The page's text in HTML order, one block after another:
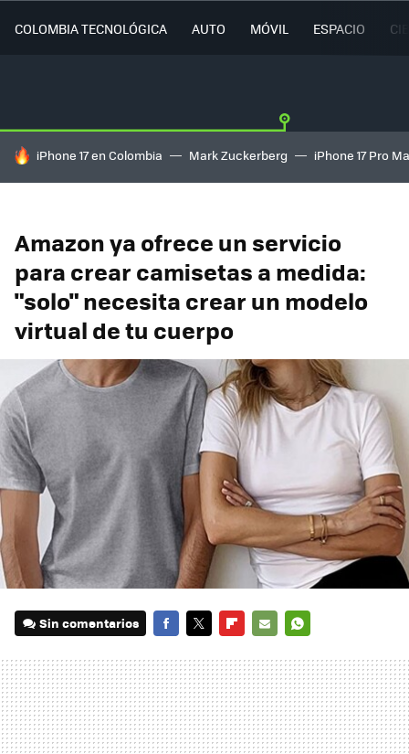
COLOMBIA TECNOLÓGICA AUTO MÓVIL ESPACIO
HOY SE HABLA DE
iPhone 17 en Colombia Mark Zuckerberg iPhone 17 Pro
Amazon ya ofrece un servicio
para crear camisetas a medida:
"solo" necesita crear un modelo
virtual de tu cuerpo
Sin comentarios
MAIL